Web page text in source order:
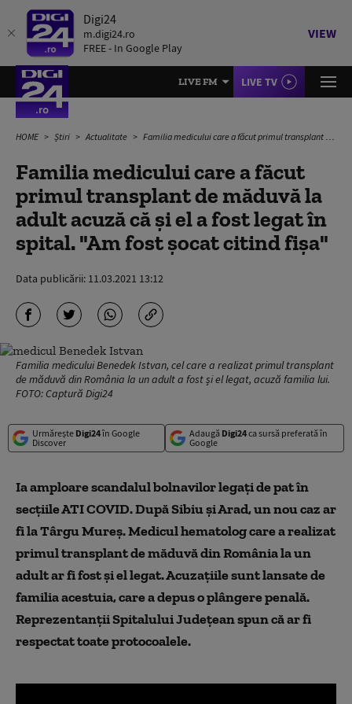
Digi24
m.digi24.ro
FREE - In Google Play
VIEW
LIVE FM LIVE TV
HOME Știri Actualitate Familia medicului care a făcut primul transplant de măduvă la adult acuză că și el a fost legat în spital. "Am fost șocat citind fișa"
Familia medicului care a făcut
primul transplant de măduvă la
adult acuză că și el a fost legat în
spital. "Am fost șocat citind fișa"
Data publicării: 11.03.2021 13:12
Familia medicului Benedek Istvan, cel care a realizat primul transplant
de măduvă din România la un adult a fost și el legat, acuză familia lui.
FOTO: Captură Digi24
Urmărește Digi24în Google
Discover
Adaugă Digi24ca sursă preferată în
Google
Ia amploare scandalul bolnavilor legați de pat în
secțiile ATI COVID. După Sibiu și Arad, un nou caz ar
fi la Târgu Mureș. Medicul hematolog care a realizat
primul transplant de măduvă din România la un
adult ar fi fost și el legat. Acuzațiile sunt lansate de
familia acestuia, care a depus o plângere penală.
Reprezentanții Spitalului Județean spun că ar fi
respectat toate protocoalele.